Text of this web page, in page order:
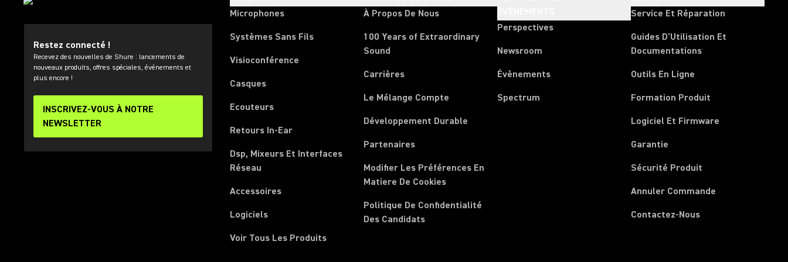
Restez connecté !
Recevez des nouvelles de Shure : lancements de
nouveaux produits, offres spéciales, événements et
plus encore !
INSCRIVEZ-VOUS À NOTRE
NEWSLETTER
Microphones
Systèmes Sans Fils
Visioconférence
Casques
Ecouteurs
Retours In-Ear
Dsp, Mixeurs Et Interfaces
Réseau
Accessoires
Logiciels
Voir Tous Les Produits
À Propos De Nous
100 Years of Extraordinary
Sound
Carrières
Le Mélange Compte
Développement Durable
Partenaires
Modifier Les Préférences En
Matiere De Cookies
Politique De Confidentialité
Des Candidats
Perspectives
Newsroom
Évènements
Spectrum
Service Et Réparation
Guides D'Utilisation Et
Documentations
Outils En Ligne
Formation Produit
Logiciel Et Firmware
Garantie
Sécurité Produit
Annuler Commande
Contactez-Nous